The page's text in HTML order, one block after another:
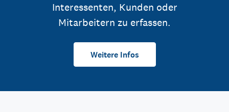
Interessenten, Kunden oder
Mitarbeitern zu erfassen.
Weitere Infos